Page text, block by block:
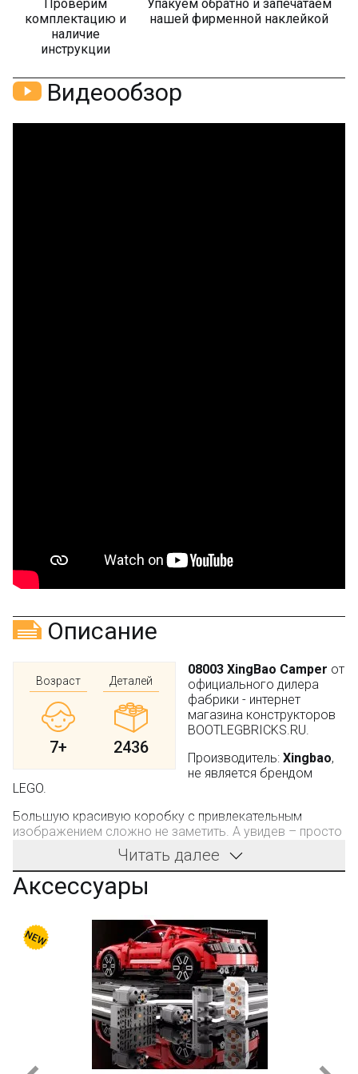
Проверим
комплектацию и
наличие
инструкции
Упакуем обратно и запечатаем
нашей фирменной наклейкой
Видеообзор
Описание
Возраст
7+
Деталей
2436
08003 XingBao Camper от
официального дилера
фабрики - интернет
магазина конструкторов
BOOTLEGBRICKS.RU.
Производитель: Xingbao,
не является брендом
LEGO.
Большую красивую коробку с привлекательным
изображением сложно не заметить. А увидев – просто
невозможно отказаться от покупки. Этот конструктор
позволяет стать обладателем великолепного
прицепного кемпера и автомобиля Chevrolet Corvette
C2. Такой транспортный комплекс для дальних
европейцев, вызывает неподдельный интерес у
каждого любителя путешествий. После сборки модели,
согласно прилагаемой инструкции у вас появится
возможность рассмотреть, как они устроены не
только с внешней стороны, но и изнутри.
Уникальный ансамбль из набора08003XingBao
Camper)поражает точностью в деталях:
особый интерес вызывает «жильё на колёсах» ‑ в
нём мягкий уголок для отдыха, все окна открываются,
Читать далее
Аксессуары